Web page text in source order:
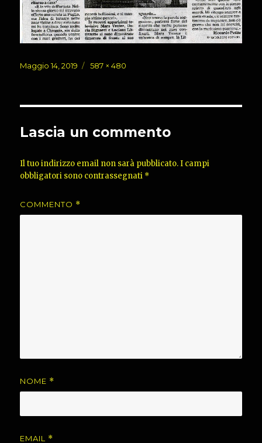
Pubblicato
Maggio 14, 2019
Dimensione
587 × 480
Lascia un commento
Il tuo indirizzo email non sarà pubblicato. I campi
obbligatori sono contrassegnati *
COMMENTO *
NOME *
EMAIL *